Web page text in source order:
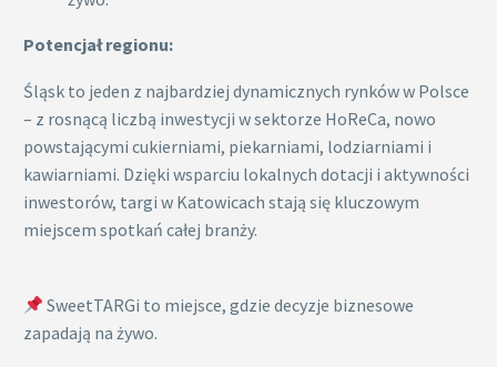
Potencjał regionu:
Śląsk to jeden z najbardziej dynamicznych rynków w Polsce
– z rosnącą liczbą inwestycji w sektorze HoReCa, nowo
powstającymi cukierniami, piekarniami, lodziarniami i
kawiarniami. Dzięki wsparciu lokalnych dotacji i aktywności
inwestorów, targi w Katowicach stają się kluczowym
miejscem spotkań całej branży.
SweetTARGi to miejsce, gdzie decyzje biznesowe
zapadają na żywo.